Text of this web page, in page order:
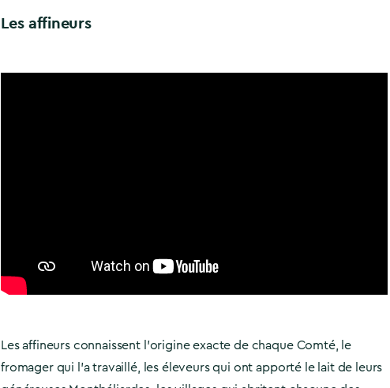
Les affineurs
Les affineurs connaissent l’origine exacte de chaque Comté, le
fromager qui l’a travaillé, les éleveurs qui ont apporté le lait de leurs